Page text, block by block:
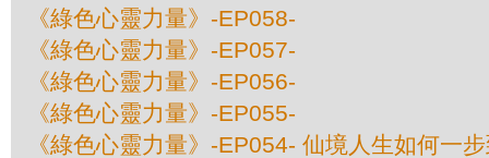
《綠色心靈力量》-EP058-
《綠色心靈力量》-EP057-
《綠色心靈力量》-EP056-
《綠色心靈力量》-EP055-
《綠色心靈力量》-EP054- 仙境人生如何一